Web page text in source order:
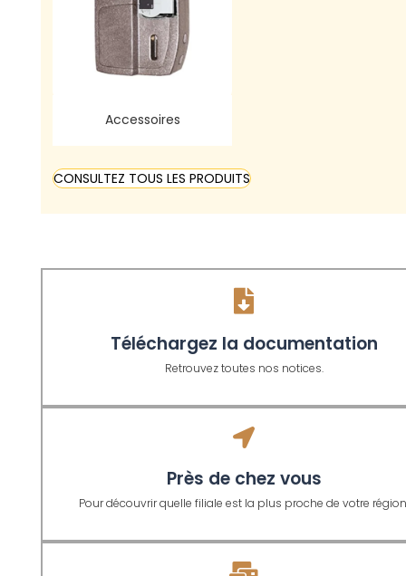
Accessoires
CONSULTEZ TOUS LES PRODUITS
Téléchargez la documentation
Retrouvez toutes nos notices.
Près de chez vous
Pour découvrir quelle filiale est la plus proche de votre